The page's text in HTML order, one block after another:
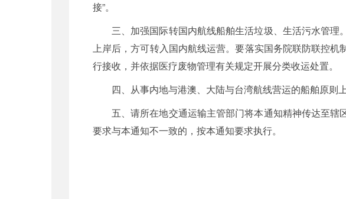
接”。
三、加强国际转国内航线船舶生活垃圾、生活污水管
上岸后，方可转入国内航线运营。要落实国务院联防联控
行接收，并依据医疗废物管理有关规定开展分类收运处置。
四、从事内地与港澳、大陆与台湾航线营运的船舶原则
五、请所在地交通运输主管部门将本通知精神传达至
要求与本通知不一致的，按本通知要求执行。